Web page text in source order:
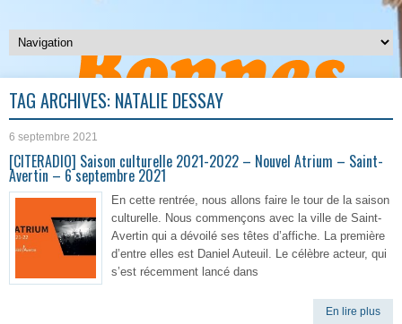
TAG ARCHIVES: NATALIE DESSAY
6 septembre 2021
[CITERADIO] Saison culturelle 2021-2022 – Nouvel Atrium – Saint-
Avertin – 6 septembre 2021
En cette rentrée, nous allons faire le tour de la saison
culturelle. Nous commençons avec la ville de Saint-
Avertin qui a dévoilé ses têtes d’affiche. La première
d’entre elles est Daniel Auteuil. Le célèbre acteur, qui
s’est récemment lancé dans
En lire plus